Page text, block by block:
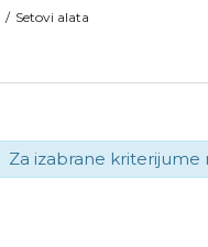
Setovi alata
Za izabrane kriterijume